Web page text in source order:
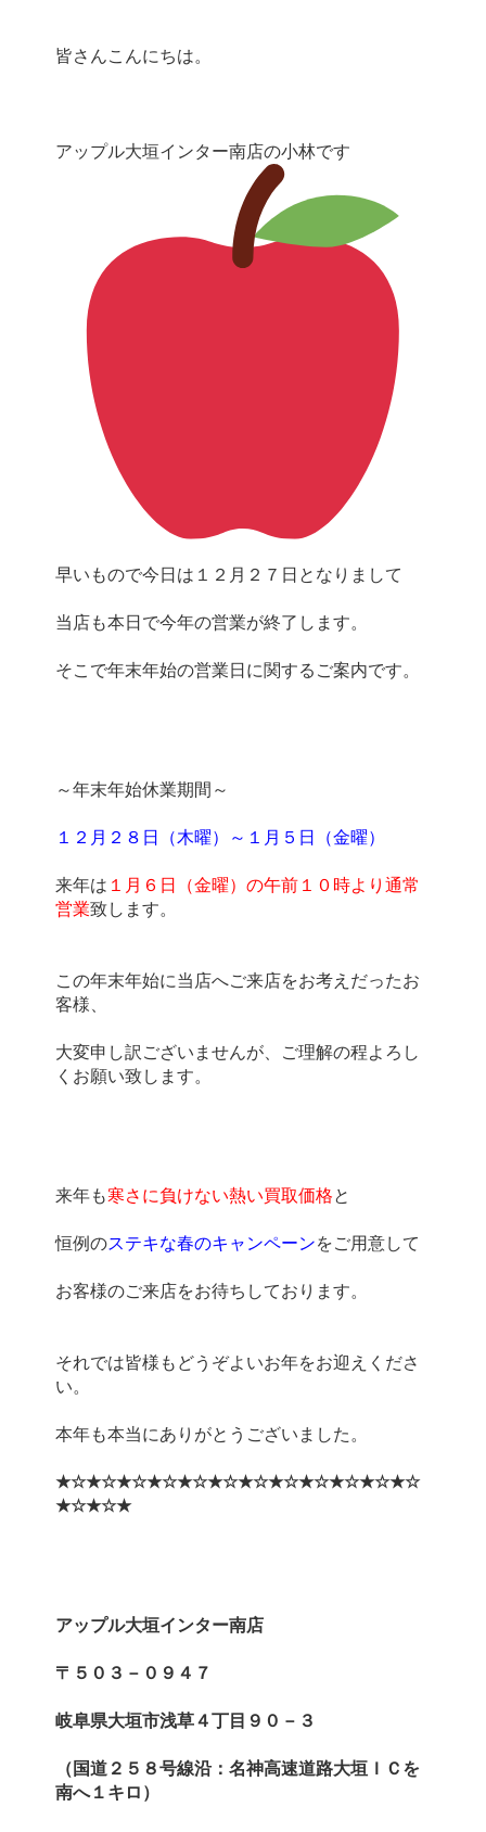
皆さんこんにちは。
アップル大垣インター南店の小林です
１２月２８日（木曜）～１月５日（金曜）
来年は １月６日（金曜）の午前１０時より通常
営業
この年末年始に当店へご来店をお考えだったお
大変申し訳ございませんが、ご理解の程よろし
来年も寒さに負けない熱い買取価格
恒例のステキな春のキャンペーン
それでは皆様もどうぞよいお年をお迎えくださ
★☆★☆★☆★☆★☆★☆★☆★☆★☆★☆★☆★☆
★☆★☆★
アップル大垣インター南店
〒５０３－０９４７
岐阜県大垣市浅草４丁目９０－３
（国道２５８号線沿：名神高速道路大垣ＩＣを
南へ１キロ）